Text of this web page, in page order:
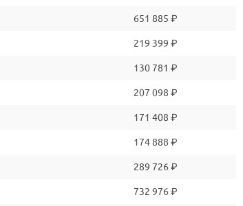
651 885 ₽
219 399 ₽
130 781 ₽
207 098 ₽
171 408 ₽
174 888 ₽
289 726 ₽
732 976 ₽